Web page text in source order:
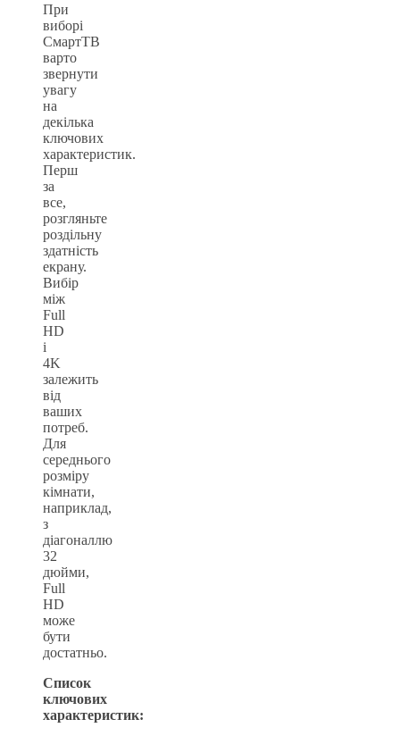
При
виборі
СмартТВ
варто
звернути
увагу
на
декілька
ключових
характеристик.
Перш
за
все,
розгляньте
роздільну
здатність
екрану.
Вибір
між
Full
HD
і
4K
залежить
від
ваших
потреб.
Для
середнього
розміру
кімнати,
наприклад,
з
діагоналлю
32
дюйми,
Full
HD
може
бути
достатньо.
Список
ключових
характеристик: